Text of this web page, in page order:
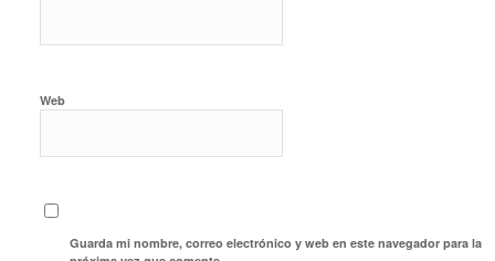
Web
Guarda mi nombre, correo electrónico y web en este navegador para la